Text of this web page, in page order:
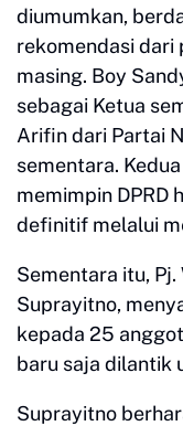
diumumkan,
rekomendasi dari
masing. Boy
sebagai Ketua
Arifin dari Partai
sementara.
memimpin DPRD
definitif melalui
Sementara itu, Pj.
Suprayitno,
kepada 25
baru saja dilantik
Suprayitno